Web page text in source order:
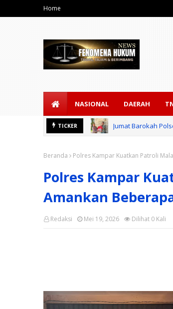
Home
NASIONAL DAERAH
TICKER
Jumat Barokah
Beranda Polres Kampar Kuatkan Patroli
Polres Kampar
Amankan
Redaksi Dilihat 0 Kali
Mei 19, 2026